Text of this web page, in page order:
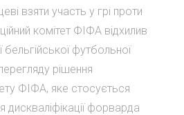
взяти участь у грі проти
комітет ФІФА відхилив
футбольної
рішення
ФІФА, яке стосується
форварда